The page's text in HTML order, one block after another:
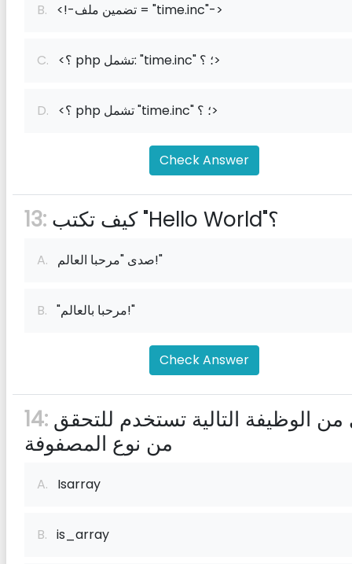
B. <!-تضمين ملف = "time.inc"->
C. <؟ php تشمل: "time.inc" ؛ ؟>
D. <؟ php تشمل "time.inc" ؛ ؟>
Check Answer
13: كيف تكتب "Hello World"؟
A. صدى "مرحبا العالم!"
B. "مرحبا بالعالم!"
Check Answer
14:
من نوع المصفوفة
A. Isarray
B. is_array